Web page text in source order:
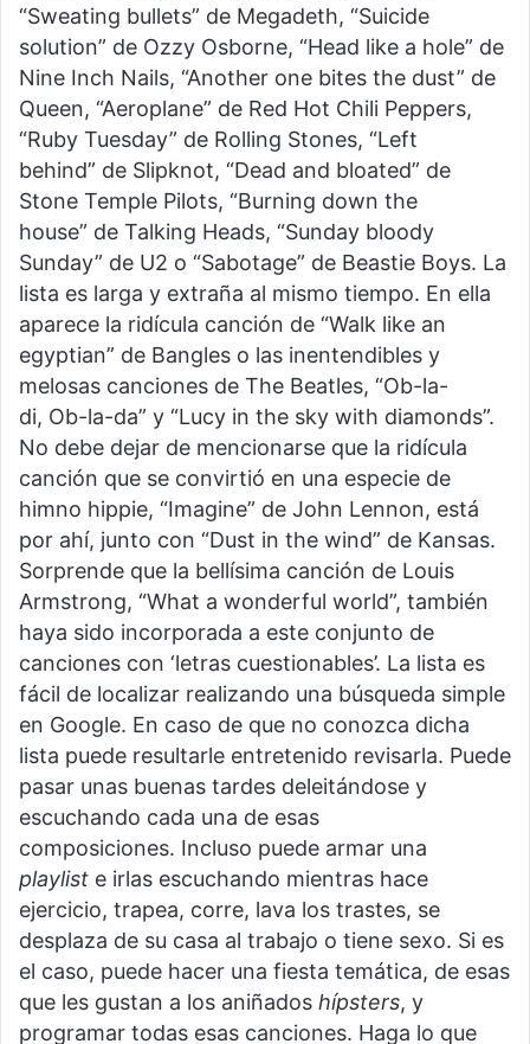
“Sweating bullets” de Megadeth, “Suicide
solution” de Ozzy Osborne, “Head like a hole” de
Nine Inch Nails, “Another one bites the dust” de
Queen, “Aeroplane” de Red Hot Chili Peppers,
“Ruby Tuesday” de Rolling Stones, “Left
behind” de Slipknot, “Dead and bloated” de
Stone Temple Pilots, “Burning down the
house” de Talking Heads, “Sunday bloody
Sunday” de U2 o “Sabotage” de Beastie Boys. La
lista es larga y extraña al mismo tiempo. En ella
aparece la ridícula canción de “Walk like an
egyptian” de Bangles o las inentendibles y
melosas canciones de The Beatles, “Ob-la-
di, Ob-la-da” y “Lucy in the sky with diamonds”.
No debe dejar de mencionarse que la ridícula
canción que se convirtió en una especie de
himno hippie, “Imagine” de John Lennon, está
por ahí, junto con “Dust in the wind” de Kansas.
Sorprende que la bellísima canción de Louis
Armstrong, “What a wonderful world”, también
haya sido incorporada a este conjunto de
canciones con ‘letras cuestionables’. La lista es
fácil de localizar realizando una búsqueda simple
en Google. En caso de que no conozca dicha
lista puede resultarle entretenido revisarla. Puede
pasar unas buenas tardes deleitándose y
escuchando cada una de esas
composiciones. Incluso puede armar una
playlist e irlas escuchando mientras hace
ejercicio, trapea, corre, lava los trastes, se
desplaza de su casa al trabajo o tiene sexo. Si es
el caso, puede hacer una fiesta temática, de esas
que les gustan a los aniñados hípsters, y
programar todas esas canciones. Haga lo que